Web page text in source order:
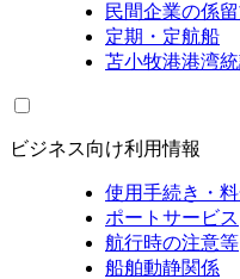
民間企業の係
定期・定航船
苫小牧港港湾
ビジネス向け利用情報
使用手続き・
ポートサービス
航行時の注意等
船舶動静関係